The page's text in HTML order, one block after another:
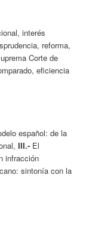
interés
reforma,
Corte de
eficiencia
español: de la
III.- El
infracción
sintonía con la